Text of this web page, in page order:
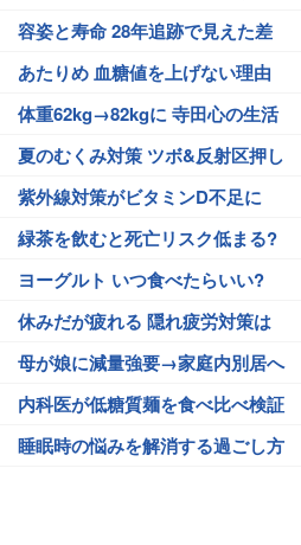
容姿と寿命 28年追跡で見えた差
あたりめ 血糖値を上げない理由
体重62kg→82kgに 寺田心の生活
夏のむくみ対策 ツボ&反射区押し
紫外線対策がビタミンD不足に
緑茶を飲むと死亡リスク低まる?
ヨーグルト いつ食べたらいい?
休みだが疲れる 隠れ疲労対策は
母が娘に減量強要→家庭内別居へ
内科医が低糖質麺を食べ比べ検証
睡眠時の悩みを解消する過ごし方